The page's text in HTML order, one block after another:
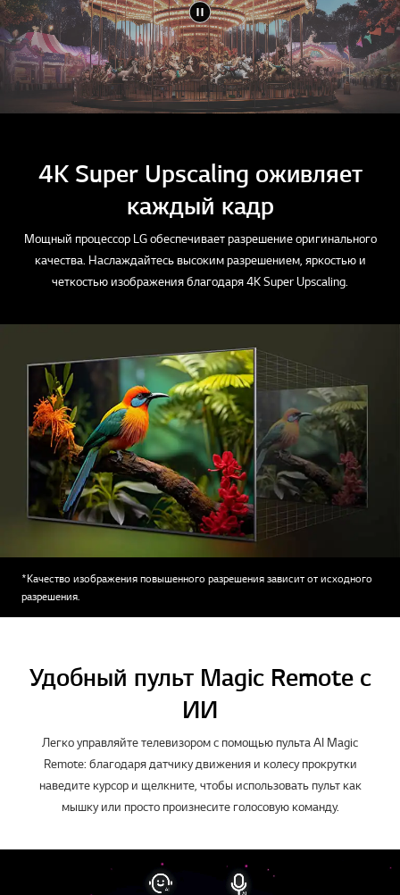
4K Super Upscaling оживляет
каждый кадр
Мощный процессор LG обеспечивает разрешение оригинального
качества. Наслаждайтесь высоким разрешением, яркостью и
четкостью изображения благодаря 4K Super Upscaling.
*Качество изображения повышенного разрешения зависит от исходного
разрешения.
Удобный пульт Magic Remote с
ИИ
Легко управляйте телевизором с помощью пульта AI Magic
Remote: благодаря датчику движения и колесу прокрутки
наведите курсор и щелкните, чтобы использовать пульт как
мышку или просто произнесите голосовую команду.